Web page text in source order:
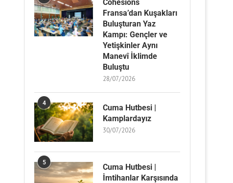
Cohésions
Fransa’dan Kuşakları
Buluşturan Yaz
Kampı: Gençler ve
Yetişkinler Aynı
Manevî İklimde
Buluştu
28/07/2026
4
Cuma Hutbesi |
Kamplardayız
30/07/2026
5
Cuma Hutbesi |
İmtihanlar Karşısında